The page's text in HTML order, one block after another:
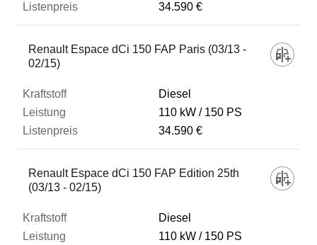
34.590 €
Renault Espace dCi 150 FAP Paris (03/13 -
02/15)
Diesel
110 kW
150 PS
34.590 €
Renault Espace dCi 150 FAP Edition 25th
(03/13 - 02/15)
Diesel
110 kW
150 PS